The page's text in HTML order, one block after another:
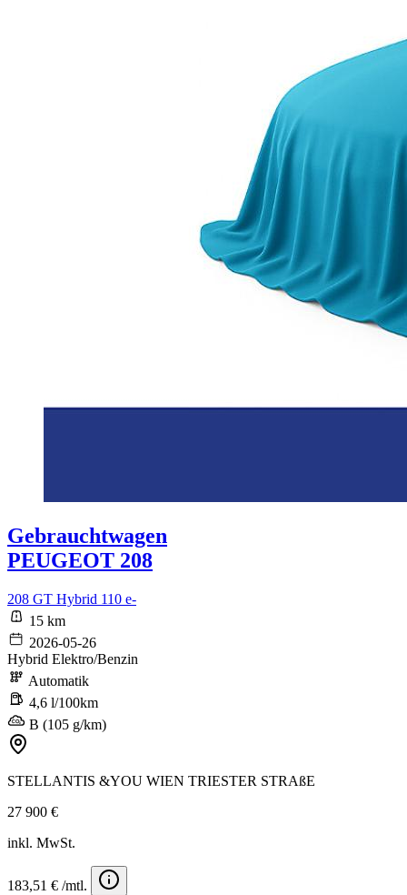
Gebrauchtwagen
PEUGEOT 208
208 GT Hybrid 110 e-
15 km
2026-05-26
Hybrid Elektro/Benzin
Automatik
4,6 l/100km
B (105 g/km)
STELLANTIS &YOU WIEN TRIESTER STRAßE
27 900 €
inkl. MwSt.
183,51 € /mtl.